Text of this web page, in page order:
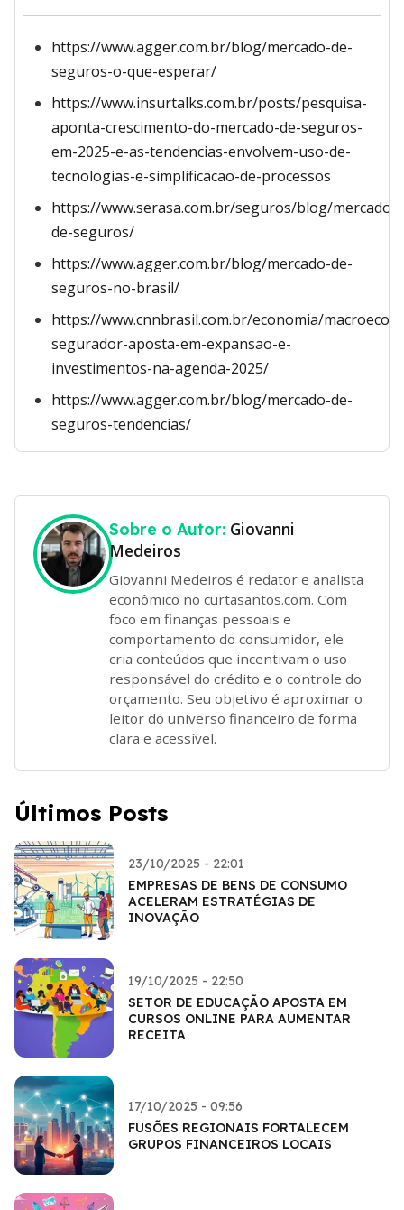
https://www.agger.com.br/blog/mercado-de-
seguros-o-que-esperar/
https://www.insurtalks.com.br/posts/pesquisa-
aponta-crescimento-do-mercado-de-seguros-
em-2025-e-as-tendencias-envolvem-uso-de-
tecnologias-e-simplificacao-de-processos
https://www.serasa.com.br/seguros/blog/mercado-
de-seguros/
https://www.agger.com.br/blog/mercado-de-
seguros-no-brasil/
https://www.cnnbrasil.com.br/economia/
segurador-aposta-em-expansao-e-
investimentos-na-agenda-2025/
https://www.agger.com.br/blog/mercado-de-
seguros-tendencias/
Sobre o Autor: Giovanni
Medeiros
Giovanni Medeiros é redator e analista
econômico no curtasantos.com. Com
foco em finanças pessoais e
comportamento do consumidor, ele
cria conteúdos que incentivam o uso
responsável do crédito e o controle do
orçamento. Seu objetivo é aproximar o
leitor do universo financeiro de forma
clara e acessível.
Últimos Posts
23/10/2025 - 22:01
EMPRESAS DE BENS DE CONSUMO
ACELERAM ESTRATÉGIAS DE
INOVAÇÃO
19/10/2025 - 22:50
SETOR DE EDUCAÇÃO APOSTA EM
CURSOS ONLINE PARA AUMENTAR
RECEITA
17/10/2025 - 09:56
FUSÕES REGIONAIS FORTALECEM
GRUPOS FINANCEIROS LOCAIS